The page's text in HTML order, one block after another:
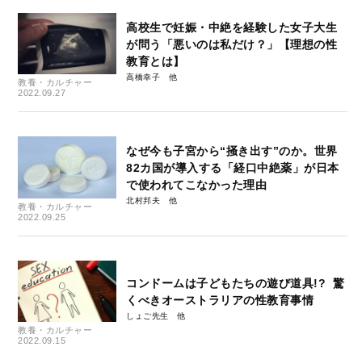
教養・カルチャー
2022.09.27
高校生で妊娠・中絶を経験した女子大生
が問う「悪いのは私だけ？」【理想の性
教育とは】
高橋幸子
教養・カルチャー
2022.09.25
なぜ今も子宮から“掻き出す”のか。世界
82カ国が導入する「経口中絶薬」が日本
で使われてこなかった理由
北村邦夫
教養・カルチャー
2022.09.15
コンドームは子どもたちの遊び道具!? 驚
くべきオーストラリアの性教育事情
しょご先生